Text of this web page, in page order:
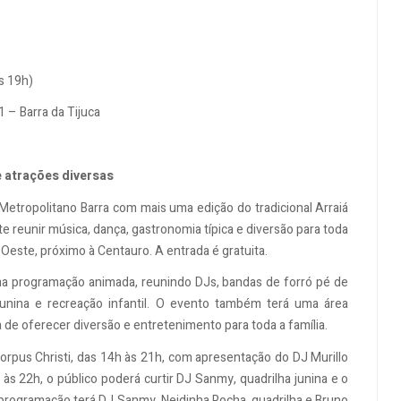
19h)
– Barra da Tijuca
atrações diversas
Barra com mais uma edição do tradicional Arraiá
reunir música, dança, gastronomia típica e diversão para toda
próximo à Centauro. A entrada é gratuita.
programação animada, reunindo DJs, bandas de forró pé de
e recreação infantil. O evento também terá uma área
oferecer diversão e entretenimento para toda a família.
Christi, das 14h às 21h, com apresentação do DJ Murillo
22h, o público poderá curtir DJ Sanmy, quadrilha junina e o